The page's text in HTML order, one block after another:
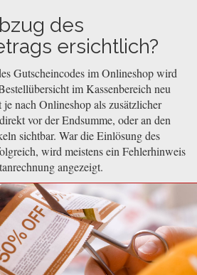
des
ersichtlich?
Gutscheincodes im Onlineshop wird
im Kassenbereich neu
nach Onlineshop als zusätzlicher
vor der Endsumme, oder an den
sichtbar. War die Einlösung des
wird meistens ein Fehlerhinweis
angezeigt.